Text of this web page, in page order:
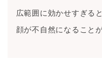
広範囲に効かせすぎる
顔が不自然になること